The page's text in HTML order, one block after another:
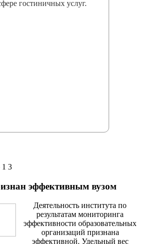
гостиничных услуг.
эффективным вузом
Деятельность института по
результатам мониторинга
эффективности образовательных
организаций признана
эффективной. Удельный вес